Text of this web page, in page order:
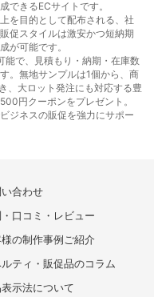
できるECサイトです。
を目的として配布される、社
促スタイルは激安かつ短納期
が可能です。
能で、見積もり・納期・在庫数
。無地サンプルは1個から、商
、大ロット発注にも対応する豊
円クーポンをプレゼント。
ジネスの販促を強力にサポー
い合わせ
口コミ・レビュー
様の制作事例ご紹介
ルティ・販促品のコラム
示法について